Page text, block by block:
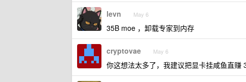
levn May 6
35B moe ，卸载专家到内存
cryptovae May 6
你这想法太多了，我建议把显卡挂咸鱼直赚